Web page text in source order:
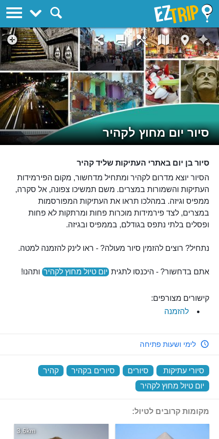
סיור יום מחוץ לקהיר
סיור בן יום באתרי העתיקות שליד קהיר
הסיור יוצא מדרום לקהיר ומתחיל מדחשור, מקום הפירמידות
העתיקות והשמורות במצרים. משם תמשיכו צפונה, אל סקרה,
ממפיס וגיזה. במהלכו תראו את העתיקות המפורסמות
במצרים, לצד פירמידות מוכרות פחות ומרתקות לא פחות
ופסלים בלתי נתפס בגודלם, בממפיס ובגיזה.
נתחיל? רוצים להזמין סיור מעולה? - ראו לינק להזמנה למטה.
אתם בדחשור? - היכנסו לתגית יום טיול מחוץ לקהיר ותהנו!
קישורים מצורפים:
להזמנה
לימי ושעות פתיחה
סיורי עתיקות סיורים סיורים בקהיר קהיר
יום טיול מחוץ לקהיר
מקומות קרובים לטיול:
3.6km
EZTrip